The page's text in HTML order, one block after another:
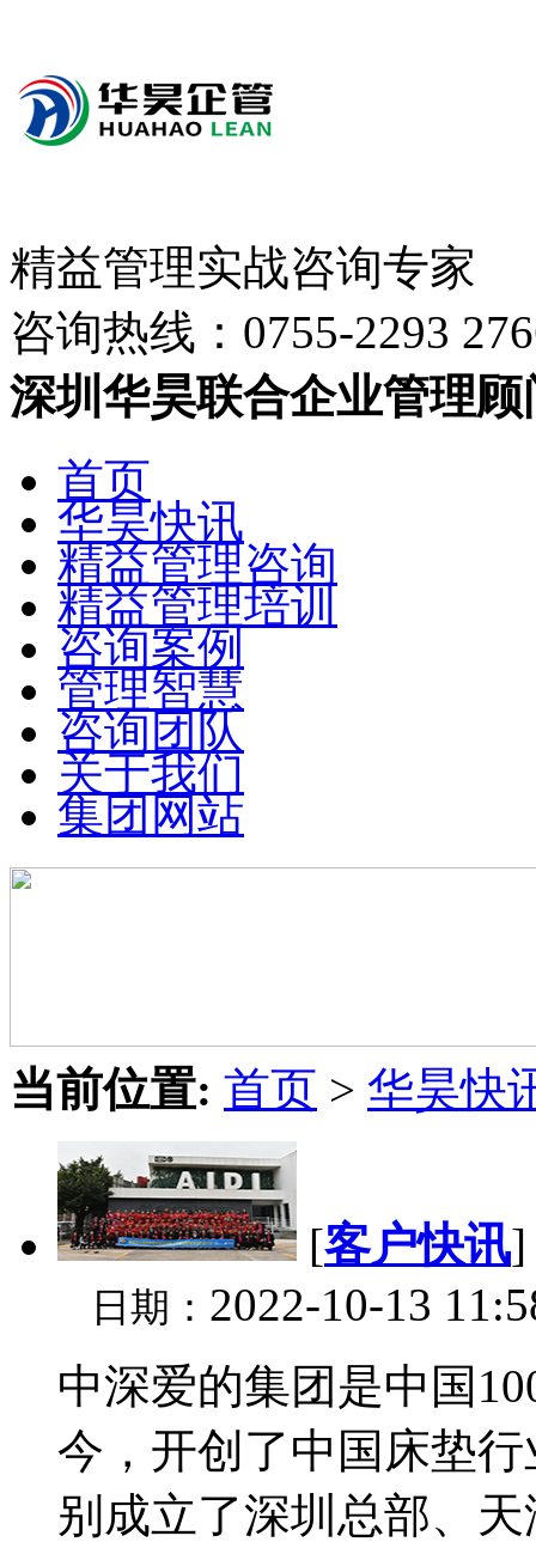
精益管理实战咨询专家
咨询热线： 0755-2293
深圳华昊联合企业管理
首页
华昊快讯
精益管理咨询
精益管理培训
咨询案例
管理智慧
咨询团队
关于我们
集团网站
当前位置: 首页 > 华昊快
[客户快讯
日期： 2022-10-13
中深爱的集团是中国
今，开创了中国床垫
别成立了深圳总部、